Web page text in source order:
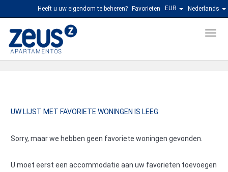
Nederlands
EUR
Favorieten
Heeft u uw eigendom te beheren?
Menu
UW LIJST MET FAVORIETE WONINGEN IS LEEG
Sorry, maar we hebben geen favoriete woningen gevonden.
U moet eerst een accommodatie aan uw favorieten toevoegen